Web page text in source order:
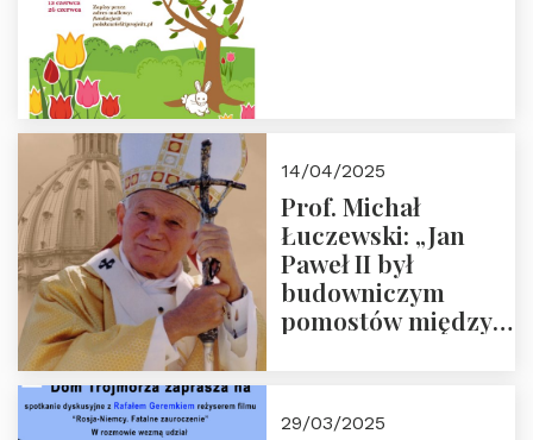
14/04/2025
Prof. Michał
Łuczewski: „Jan
Paweł II był
budowniczym
pomostów między
29/03/2025